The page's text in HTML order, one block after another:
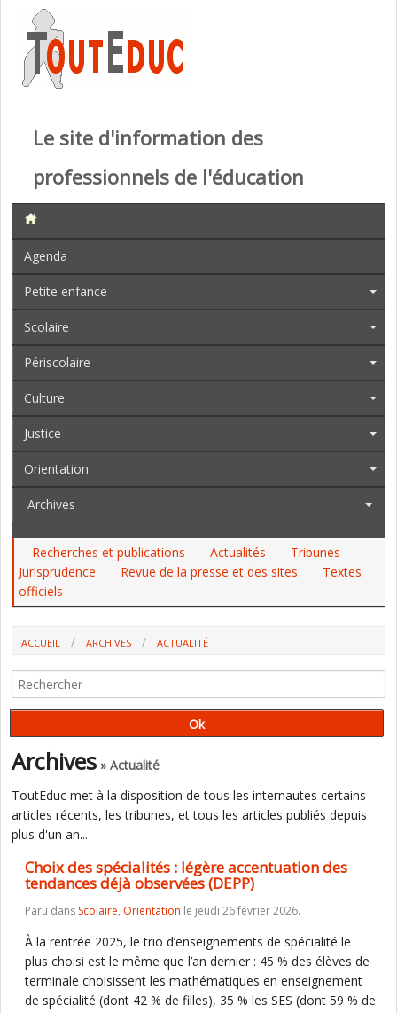
Le site d'information des
professionnels de l'éducation
Agenda
Petite enfance
Scolaire
Périscolaire
Culture
Justice
Orientation
Archives
Recherches et publications Actualités
Tribunes
Jurisprudence
Revue de la presse et des sites
Textes
officiels
ACCUEIL ARCHIVES
ACTUALITÉ
DÉJÀ OBSERVÉES (DEPP)
Archives » Actualité
ToutEduc met à la disposition de tous les internautes certains
articles récents, les tribunes, et tous les articles publiés depuis
plus d'un an...
Choix des spécialités : légère accentuation des
tendances déjà observées (DEPP)
Paru dans Scolaire, Orientation le jeudi 26 février 2026.
À la rentrée 2025, le trio d’enseignements de spécialité le
plus choisi est le même que l’an dernier : 45 % des élèves de
terminale choisissent les mathématiques en enseignement
de spécialité (dont 42 % de filles), 35 % les SES (dont 59 % de